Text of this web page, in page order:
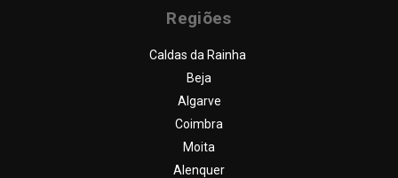
FAQ
Regiões
Caldas da Rainha
Beja
Algarve
Coimbra
Moita
Alenquer